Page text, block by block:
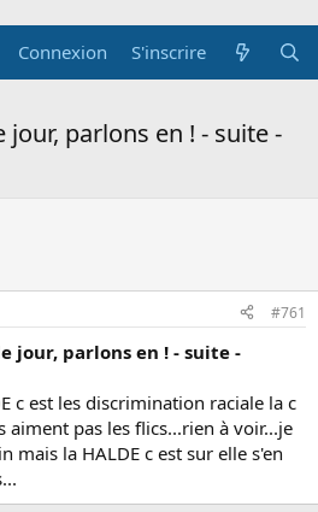
Connexion
S'inscrire
parlons en ! - suite -
#761
jour, parlons en ! - suite -
c est les discrimination raciale la c
aiment pas les flics...rien à voir...je
mais la HALDE c est sur elle s'en